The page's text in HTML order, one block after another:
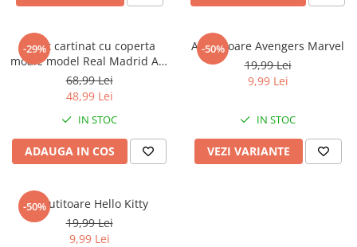
-29%
Caiet cartinat cu coperta
moale model Real Madrid A5,
15x21 cm
68,99 Lei
48,99 Lei
IN STOC
ADAUGA IN COS
-50%
Ascutitoare Avengers Marvel
19,99 Lei
9,99 Lei
IN STOC
VEZI VARIANTE
-50%
Ascutitoare Hello Kitty
19,99 Lei
9,99 Lei